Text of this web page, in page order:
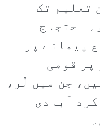
تعلیم تک
احتجاج
پیمانے پر
قومی
جن میں لُر،
آبادی